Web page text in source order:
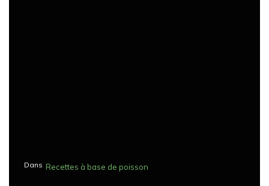
Dans Recettes à base de poisson